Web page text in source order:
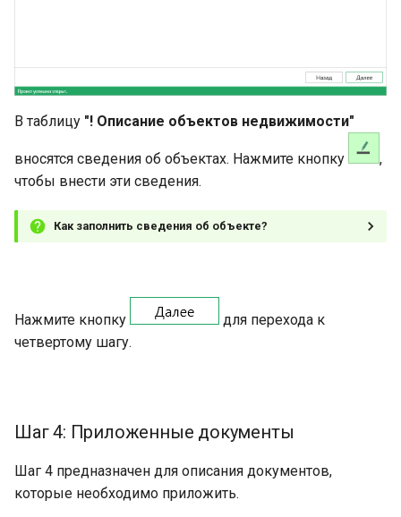
В таблицу "! Описание объектов недвижимости"
вносятся сведения об объектах. Нажмите кнопку
,
чтобы внести эти сведения.
Как заполнить сведения об объекте?
Нажмите кнопку
для перехода к
четвертому шагу.
Шаг 4: Приложенные документы
Шаг 4 предназначен для описания документов,
которые необходимо приложить.